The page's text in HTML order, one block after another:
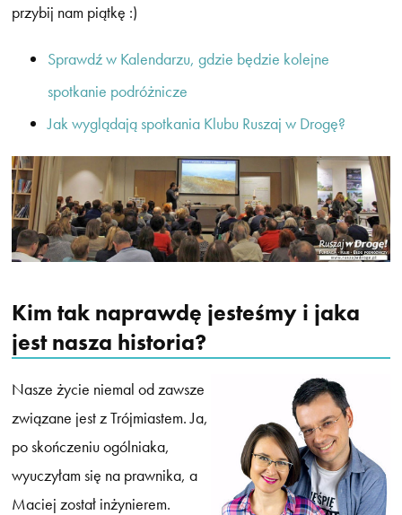
przybij nam piątkę :)
Sprawdź w Kalendarzu, gdzie będzie kolejne
spotkanie podróżnicze
Jak wyglądają spotkania Klubu Ruszaj w Drogę?
Kim tak naprawdę jesteśmy i jaka
jest nasza historia?
Nasze życie niemal od zawsze
związane jest z Trójmiastem. Ja,
po skończeniu ogólniaka,
wyuczyłam się na prawnika, a
Maciej został inżynierem.